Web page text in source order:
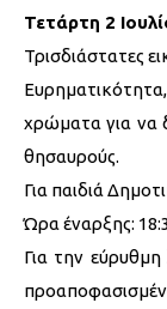
Τετάρτη 2
Τρισδιάστατες
χρώματα για να
θησαυρούς.
Για παιδιά
Ώρα έναρξης:
Για την